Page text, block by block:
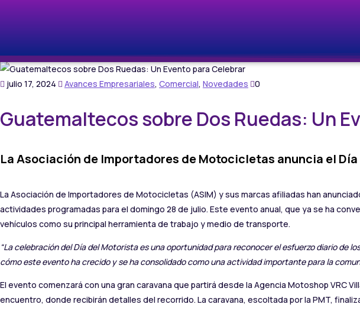
julio 17, 2024 Avances Empresariales, Comercial, Novedades 0
Guatemaltecos sobre Dos Ruedas: Un
La Asociación de Importadores de Motocicletas anuncia el
La Asociación de Importadores de Motocicletas (ASIM) y sus marcas afiliadas han
actividades programadas para el domingo 28 de julio. Este evento anual, que ya se ha
vehículos como su principal herramienta de trabajo y medio de transporte.
“La celebración del Día del Motorista es una oportunidad para reconocer el esfuerzo diario
cómo este evento ha crecido y se ha consolidado como una actividad importante para la
El evento comenzará con una gran caravana que partirá desde la Agencia Motoshop VRC
encuentro, donde recibirán detalles del recorrido. La caravana, escoltada por la PMT,